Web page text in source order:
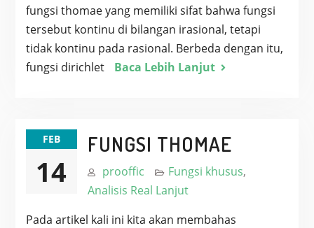
fungsi thomae yang memiliki sifat bahwa fungsi
tersebut kontinu di bilangan irasional, tetapi
tidak kontinu pada rasional. Berbeda dengan itu,
fungsi dirichlet
Baca Lebih Lanjut
FEB
14
FUNGSI THOMAE
prooffic Fungsi khusus,
Analisis Real Lanjut
Pada artikel kali ini kita akan membahas